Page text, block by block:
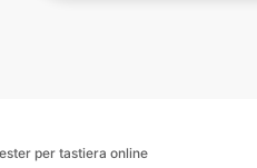
per tastiera online